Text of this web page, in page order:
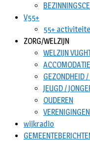
V55+
55+
ZORG/WELZIJN
WELZIJN
GEZONDHEID /
JEUGD /
OUDEREN
wijkradio